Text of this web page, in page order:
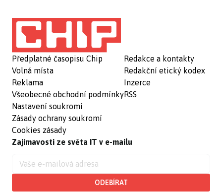
Předplatné časopisu Chip
Volná místa
Reklama
Všeobecné obchodní podmínky
Nastavení soukromí
Zásady ochrany soukromí
Cookies zásady
Redakce a kontakty
Redakční etický kodex
Inzerce
RSS
Zajímavosti ze světa IT v e-mailu
ODEBÍRAT